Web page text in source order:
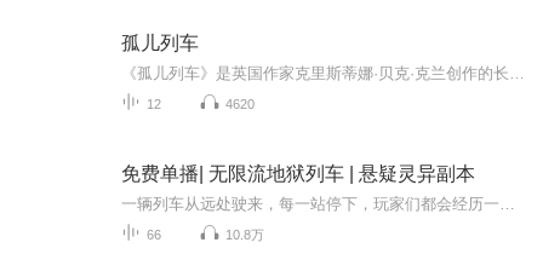
孤儿列车
12 4620
免费单播| 无限流地狱列车 | 悬疑灵异副本
66 10.8万